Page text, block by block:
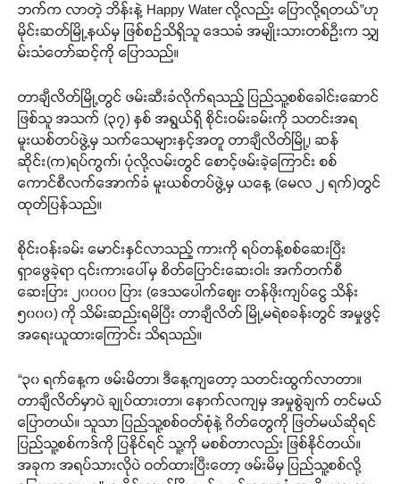
ဘက်က လာတဲ့ ဘိန်းနဲ့ Happy Water လို့လည်း ပြောလို့ရတယ်”ဟု
မိုင်းဆတ်မြို့နယ်မှ ဖြစ်စဉ်သိရှိသူ ဒေသခံ အမျိုးသားတစ်ဦးက သျှ
မ်းသံတော်ဆင့်ကို ပြောသည်။
တာချီလိတ်မြို့တွင် ဖမ်းဆီးခံလိုက်ရသည့် ပြည်သူ့စစ်ခေါင်းဆောင်
ဖြစ်သူ အသက် (၃၇) နှစ် အရွယ်ရှိ စိုင်းဝမ်းခမ်းကို သတင်းအရ
မူးယစ်တပ်ဖွဲ့မှ သက်သေများနှင့်အတူ တာချီလိတ်မြို့၊ ဆန်
ဆိုင်း(က)ရပ်ကွက်၊ ပုံလို့လမ်းတွင် စောင့်ဖမ်းခဲ့ကြောင်း စစ်
ကောင်စီလက်အောက်ခံ မူးယစ်တပ်ဖွဲ့မှ ယနေ့ (မေလ ၂ ရက်)တွင်
ထုတ်ပြန်သည်။
စိုင်းဝန်းခမ်း မောင်းနှင်လာသည့် ကားကို ရပ်တန့်စစ်ဆေးပြီး
ရှာဖွေခဲ့ရာ ၎င်းကားပေါ်မှ စိတ်ပြောင်းဆေးဝါး အက်တက်စီ
ဆေးပြား ၂၀၀၀၀ ပြား (ဒေသပေါက်ဈေး တန်ဖိုးကျပ်ငွေ သိန်း
၅၀၀၀) ကို သိမ်းဆည်းရမိပြီး တာချီလိတ် မြို့မရဲစခန်းတွင် အမှုဖွင့်
အရေးယူထားကြောင်း သိရသည်။
“၃၀ ရက်နေ့က ဖမ်းမိတာ၊ ဒီနေ့ကျတော့ သတင်းထွက်လာတာ။
တာချီလိတ်မှာပဲ ချုပ်ထားတာ၊ နောက်လကျမှ အမှုစွဲချက် တင်မယ်
ပြောတယ်။ သူသာ ပြည်သူ့စစ်ဝတ်စုံနဲ့ ဂိတ်တွေကို ဖြတ်မယ်ဆိုရင်
ပြည်သူ့စစ်ကဒ်ကို ပြနိုင်ရင် သူ့ကို မစစ်တာလည်း ဖြစ်နိုင်တယ်။
အခုက အရပ်သားလိုပဲ ဝတ်ထားပြီးတော့ ဖမ်းမိမှ ပြည်သူ့စစ်လို့